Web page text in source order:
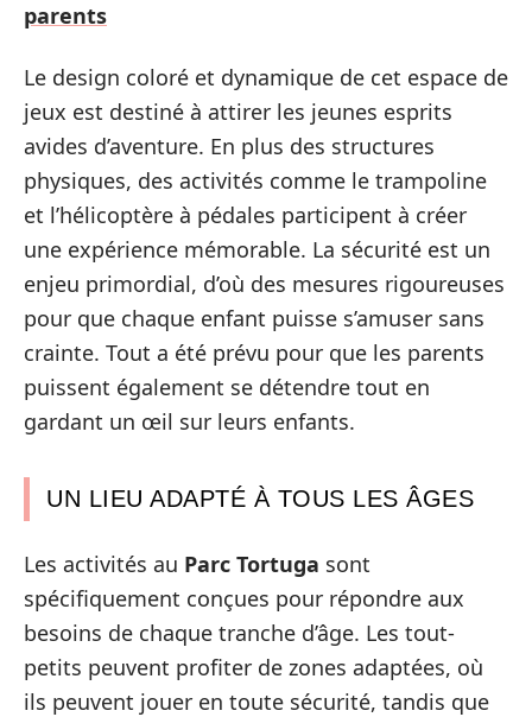
parents
Le design coloré et dynamique de cet espace de
jeux est destiné à attirer les jeunes esprits
avides d’aventure. En plus des structures
physiques, des activités comme le trampoline
et l’hélicoptère à pédales participent à créer
une expérience mémorable. La sécurité est un
enjeu primordial, d’où des mesures rigoureuses
pour que chaque enfant puisse s’amuser sans
crainte. Tout a été prévu pour que les parents
puissent également se détendre tout en
gardant un œil sur leurs enfants.
UN LIEU ADAPTÉ À TOUS LES ÂGES
Les activités au Parc Tortuga sont
spécifiquement conçues pour répondre aux
besoins de chaque tranche d’âge. Les tout-
petits peuvent profiter de zones adaptées, où
ils peuvent jouer en toute sécurité, tandis que